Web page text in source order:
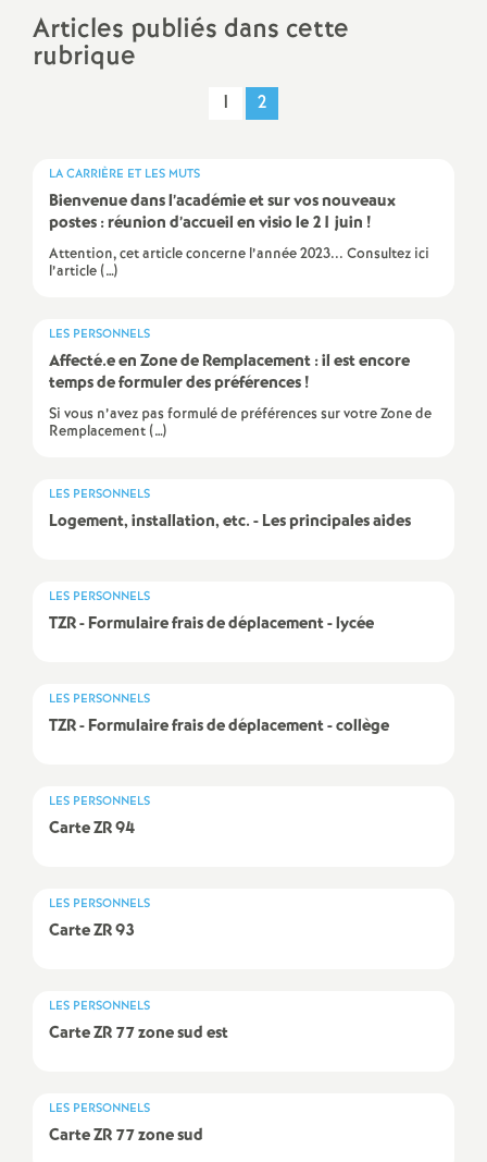
c
o
d
d
g
é
r
Articles publiés dans cette
rubrique
1 2
LA CARRIÈRE ET LES MUTS
Bienvenue dans l’académie et sur vos nouveaux
postes : réunion d’accueil en visio le 21 juin !
Attention, cet article concerne l’année 2023... Consultez ici
l’article (…)
LES PERSONNELS
Affecté.e en Zone de Remplacement : il est encore
temps de formuler des préférences!
Si vous n’avez pas formulé de préférences sur votre Zone de
Remplacement (…)
LES PERSONNELS
Logement, installation, etc. - Les principales aides
LES PERSONNELS
TZR- Formulaire frais de déplacement - lycée
LES PERSONNELS
TZR- Formulaire frais de déplacement - collège
LES PERSONNELS
CarteZR94
LES PERSONNELS
CarteZR93
LES PERSONNELS
CarteZR77 zone sud est
LES PERSONNELS
CarteZR77 zone sud